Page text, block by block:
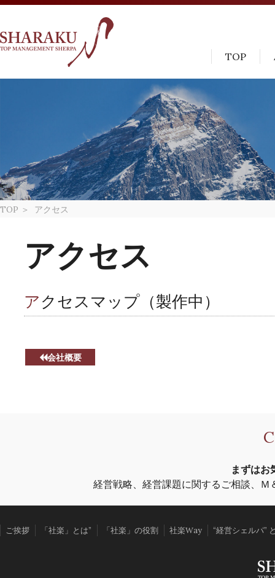
TOP
TOP ＞ アクセス
アクセス
アクセスマップ（製作中）
会社概要
まずはお
経営戦略、経営課題に関するご相談、
ご挨拶 「社楽」とは” 「社楽」の役割 社楽Way “経営シェルパ”